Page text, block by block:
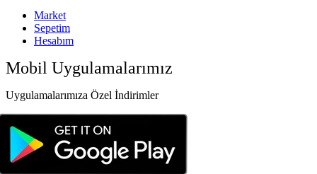
Market
Sepetim
Hesabım
Mobil Uygulamalarımız
Uygulamalarımıza Özel İndirimler